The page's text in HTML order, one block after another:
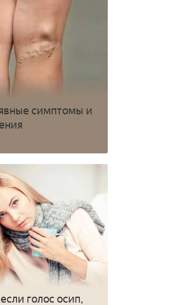
симптомы и
голос осип,